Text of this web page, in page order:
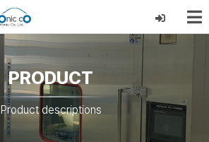
PRODUCT
Product descriptions